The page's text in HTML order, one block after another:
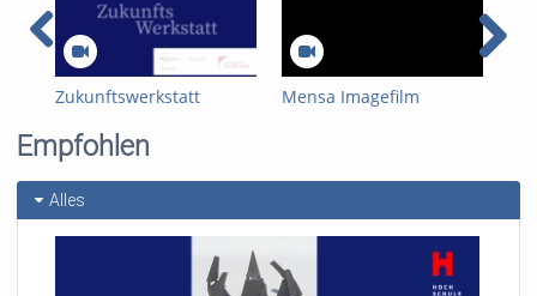
Zukunftswerkstatt Mensa Imagefilm
Empfohlen
Alles